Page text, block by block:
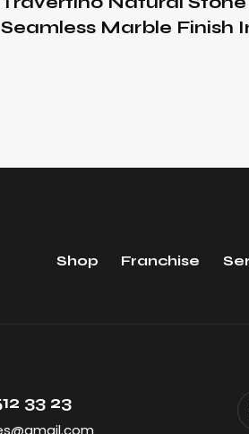
Seamless Marble Finish
Shop Franchise
33 23